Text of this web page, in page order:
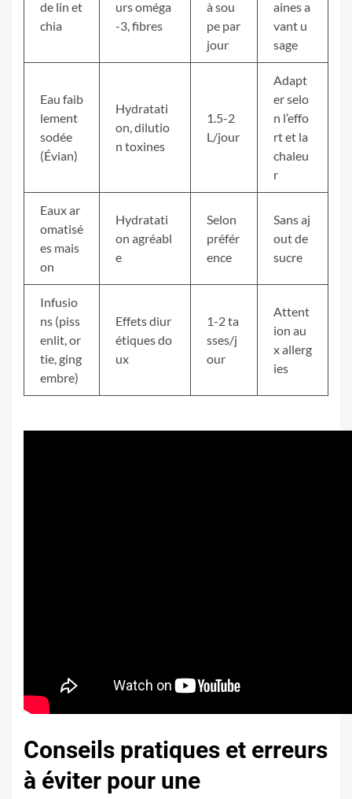
de lin et
chia
urs oméga
-3, fibres
à sou
pe par
jour
aines a
vant u
sage
Eau faib
lement
sodée
(Évian)
Hydratati
on, dilutio
n toxines
1.5-2
L/jour
Adapt
er selo
n l’effo
rt et la
chaleu
r
Eaux ar
omatisé
es mais
on
Hydratati
on agréabl
e
Selon
préfér
ence
Sans aj
out de
sucre
Infusio
ns (piss
enlit, or
tie, ging
embre)
Effets diur
étiques do
ux
1-2 ta
sses/j
our
Attent
ion au
x allerg
ies
Conseils pratiques et erreurs
à éviter pour une